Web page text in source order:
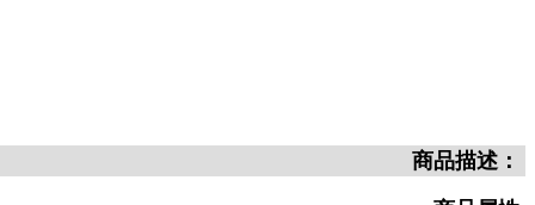
商品描述：